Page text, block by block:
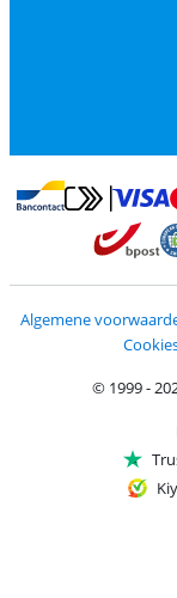
Betalen metBetalen met
Algemene
© 1999 -